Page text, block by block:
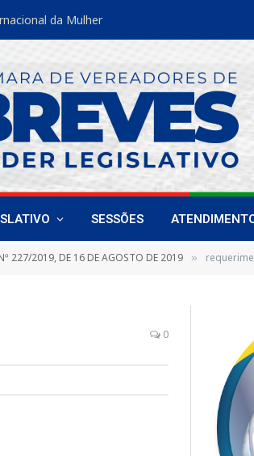
da Mulher
SESSÕES
227/2019, DE 16 DE AGOSTO DE 2019 »
0